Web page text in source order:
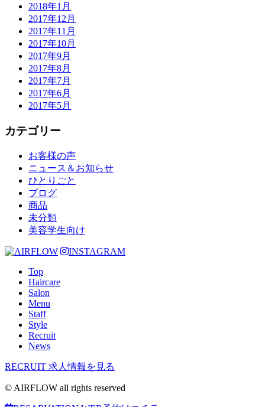
2018年1月
2017年12月
2017年11月
2017年10月
2017年9月
2017年8月
2017年7月
2017年6月
2017年5月
カテゴリー
お客様の声
ニュース＆お知らせ
ひとりごと
ブログ
商品
未分類
美容学生向け
INSTAGRAM
Top
Haircare
Salon
Menu
Staff
Style
Recruit
News
RECRUIT 求人情報を見る
© AIRFLOW all rights reserved